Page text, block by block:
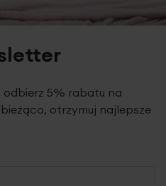
odbierz 5% rabatu na
otrzymuj najlepsze